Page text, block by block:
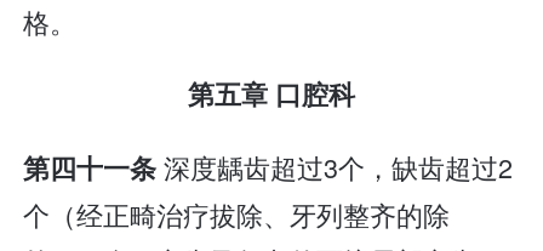
格。
第五章 口腔科
第四十一条深度龋齿超过3个，缺齿超过2
个（经正畸治疗拔除、牙列整齐的除